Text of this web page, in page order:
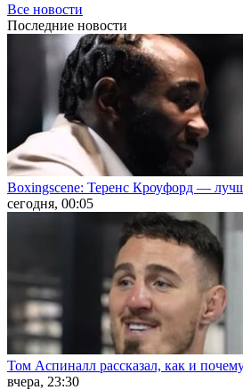
Все новости
Последние новости
Boxingscene: Теренс Кроуфорд —
сегодня, 00:05
Том Аспиналл рассказал, как и
вчера, 23:30